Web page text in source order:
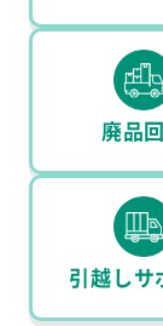
廃品
引越しサ